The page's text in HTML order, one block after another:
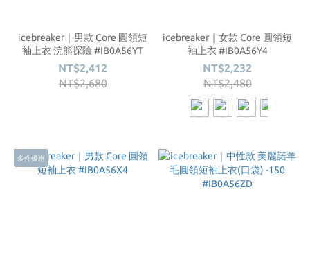
icebreaker｜男款 Core 圓領短
袖上衣 浣熊探險 #IB0A56YT
NT$2,412
NT$2,680
icebreaker｜女款 Core 圓領短
袖上衣 #IB0A56Y4
NT$2,232
NT$2,480
多件優惠